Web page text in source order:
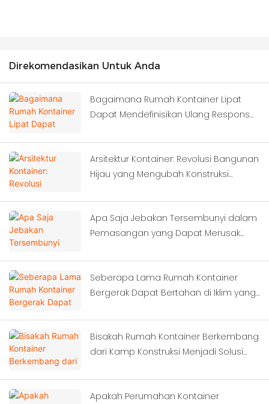
Direkomendasikan Untuk Anda
Bagaimana Rumah Kontainer Lipat
Dapat Mendefinisikan Ulang Respons
Arsitektur Kontainer: Revolusi Bangunan
Hijau yang Mengubah Konstruksi
Apa Saja Jebakan Tersembunyi dalam
Pemasangan yang Dapat Merusak
Seberapa Lama Rumah Kontainer
Bergerak Dapat Bertahan di Iklim yang
Bisakah Rumah Kontainer Berkembang
dari Kamp Konstruksi Menjadi Solusi
Apakah Perumahan Kontainer